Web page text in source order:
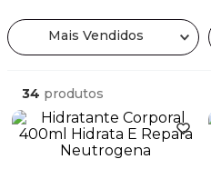
Mais Vendidos
34 produtos